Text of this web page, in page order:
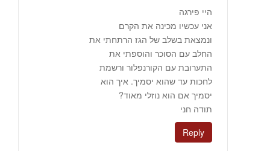
היי פירגה
אני עכשיו מכינה את הקרם
ונמצאת בשלב של הגז הרתחתי את
החלב עם הסוכר והוספתי את
התערובת עם הקורנפלור ורשמת
לחכות עד שהוא יסמיך. איך הוא
יסמיך אם הוא נוזלי מאוד?
תודה חני
Reply